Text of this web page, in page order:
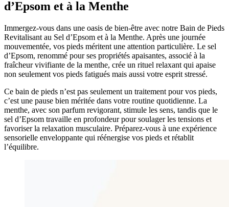
d’Epsom et à la Menthe
Immergez-vous dans une oasis de bien-être avec notre Bain de Pieds
Revitalisant au Sel d’Epsom et à la Menthe. Après une journée
mouvementée, vos pieds méritent une attention particulière. Le sel
d’Epsom, renommé pour ses propriétés apaisantes, associé à la
fraîcheur vivifiante de la menthe, crée un rituel relaxant qui apaise
non seulement vos pieds fatigués mais aussi votre esprit stressé.
Ce bain de pieds n’est pas seulement un traitement pour vos pieds,
c’est une pause bien méritée dans votre routine quotidienne. La
menthe, avec son parfum revigorant, stimule les sens, tandis que le
sel d’Epsom travaille en profondeur pour soulager les tensions et
favoriser la relaxation musculaire. Préparez-vous à une expérience
sensorielle enveloppante qui réénergise vos pieds et rétablit
l’équilibre.